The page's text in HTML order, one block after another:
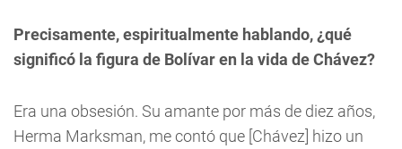
Precisamente, espiritualmente hablando, ¿qué
significó la figura de Bolívar en la vida de Chávez?
Era una obsesión. Su amante por más de diez años,
Herma Marksman, me contó que [Chávez] hizo un